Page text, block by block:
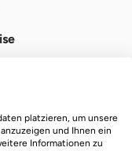
platzieren, um unsere
und Ihnen ein
Informationen zu